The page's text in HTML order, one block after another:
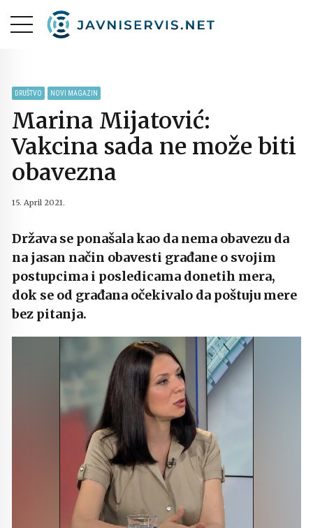
DRUŠTVO NOVI MAGAZIN
Marina Mijatović:
Vakcina sada ne može biti
obavezna
15. April 2021.
Država se ponašala kao da nema obavezu da
na jasan način obavesti građane o svojim
postupcima i posledicama donetih mera,
dok se od građana očekivalo da poštuju mere
bez pitanja.